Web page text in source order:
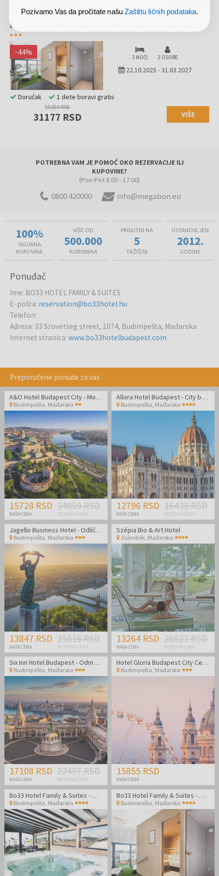
VIŠE
Bo33 Hotel Family & Suites - Wellness odmor u Budimpešti
-44% 3 NOĆI 2 OSOBE
22.10.2025 -31.03.2027
55203 RSD
31177 RSD VIŠE
Doručak 1 dete boravi gratis
POTREBNA VAM JE POMOĆ OKO REZERVACIJE ILI
KUPOVINE?
(Pon-Pet 8.00 - 17.00)
0800 420000 info@megabon.eu
100%
SIGURNA
KUPOVINA
VIŠE OD
500.000
KORISNIKA
PRISUTNI NA
5
TRŽIŠTA
USTANOVLJEN
2012.
GODINE
Ponuđač
Ime: BO33 HOTEL FAMILY & SUITES
E-pošta: reservation@bo33hotel.hu
Telefon:
Adresa: 33 Szovetseg street, 1074, Budimpešta, Mađarska
Internet stranica: www.bo33hotelbudapest.com
Preporučene ponude za vas
A&O Hotel Budapest City - Moderan hotel u srcu Budimpešte
Budimpešta Mađarska
15728 RSD
NAŠA CENA
34859 RSD
REDOVNA CENA
Allora Hotel Budapest - City break u Budimpešti
Budimpešta Mađarska
12796 RSD
NAŠA CENA
16435 RSD
REDOVNA CENA
Jagello Business Hotel - Odlična lokacija u blizini World Trade Centra
Budimpešta Mađarska
13847 RSD
NAŠA CENA
25816 RSD
REDOVNA CENA
Szépia Bio & Art Hotel
Zsámbék Mađarska
13264 RSD
NAŠA CENA
28522 RSD
REDOVNA CENA
Six Inn Hotel Budapest - Odmor u prijatnom ambijentu u centru Budimpešte!
Budimpešta, Mađarska
17108 RSD
NAŠA CENA
22497 RSD
REDOVNA CENA
Hotel Gloria Budapest City Center
Budimpešta, Mađarska
15855 RSD
NAŠA CENA
Bo33 Hotel Family & Suites - Wellness odmor u Budimpešti
Budimpešta, Mađarska
Bo33 Hotel Family & Suites - Wellness odmor u Budimpešti
Budimpešta, Mađarska
Pozivamo Vas da pročitate našuZaštitu ličnih podataka.